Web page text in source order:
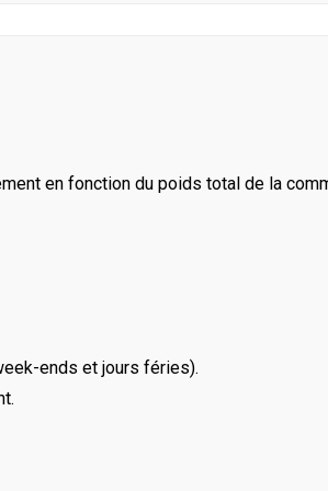
en fonction du poids total de la
ends et jours féries).